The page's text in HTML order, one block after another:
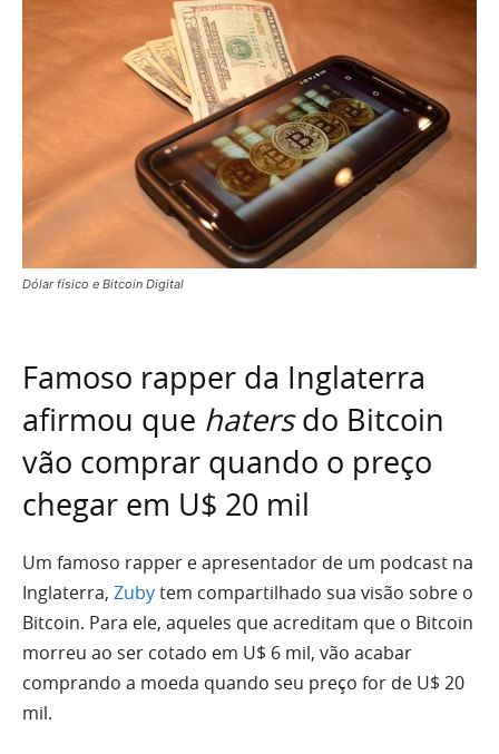
Dólar físico e Bitcoin Digital
Famoso rapper da Inglaterra
afirmou que hatersdo Bitcoin
vão comprar quando o preço
chegar em U$ 20 mil
Um famoso rapper e apresentador de um podcast na
Inglaterra, Zubytem compartilhado sua visão sobre o
Bitcoin. Para ele, aqueles que acreditam que o Bitcoin
morreu ao ser cotado em U$ 6 mil, vão acabar
comprando a moeda quando seu preço for de U$ 20
mil.